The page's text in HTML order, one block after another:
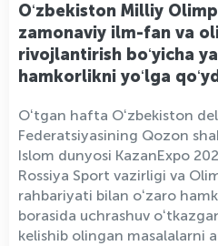
Oʻzbekiston Milliy
zamonaviy ilm-fan va
rivojlantirish boʻyicha
hamkorlikni yoʻlga
Oʻtgan hafta Oʻzbekiston
Federatsiyasining Qozon
Islom dunyosi KazanExpo
Rossiya Sport vazirligi va
rahbariyati bilan oʻzaro
borasida uchrashuv
kelishib olingan masalalarni